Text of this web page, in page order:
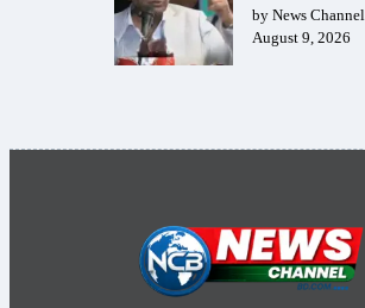
by News Channel
August 9, 2026